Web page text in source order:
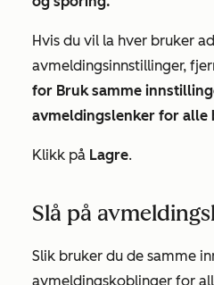
Hvis du vil la hver bruker
avmeldingsinnstillinger,
for Bruk samme
avmeldingslenker for alle
Klikk på Lagre.
Slå på
Slik bruker du de samme
avmeldingskoblinger for